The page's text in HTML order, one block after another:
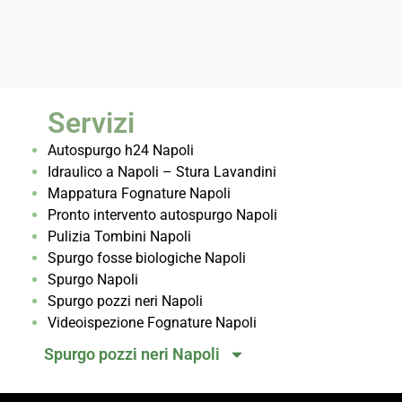
Servizi
Autospurgo h24 Napoli
Idraulico a Napoli – Stura Lavandini
Mappatura Fognature Napoli
Pronto intervento autospurgo Napoli
Pulizia Tombini Napoli
Spurgo fosse biologiche Napoli
Spurgo Napoli
Spurgo pozzi neri Napoli
Videoispezione Fognature Napoli
Spurgo pozzi neri Napoli